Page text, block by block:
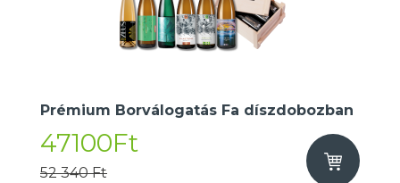
Prémium Borválogatás Fa díszdobozban
47100Ft
52 340 Ft